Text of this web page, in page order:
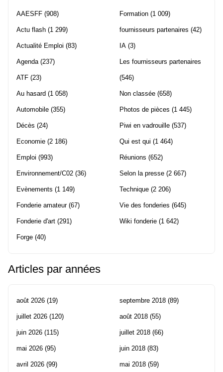
AAESFF (908)
Actu flash (1 299)
Actualité Emploi (83)
Agenda (237)
ATF (23)
Au hasard (1 058)
Automobile (355)
Décès (24)
Economie (2 186)
Emploi (993)
Environnement/C02 (36)
Evènements (1 149)
Fonderie amateur(67)
Fonderie d'art (291)
Forge (40)
Formation (1 009)
fournisseurs partenaires (42)
IA (3)
Les fournisseurs partenaires
(546)
Non classée (658)
Photos de pièces (1 445)
Piwi en vadrouille (537)
Qui est qui (1 464)
Réunions (652)
Selon la presse (2 667)
Technique (2 206)
Vie des fonderies (645)
Wiki fonderie (1 642)
Articles par années
août 2026 (19)
juillet 2026 (120)
juin 2026 (115)
mai 2026 (95)
avril 2026 (99)
septembre 2018 (89)
août 2018 (55)
juillet 2018 (66)
juin 2018 (83)
mai 2018 (59)